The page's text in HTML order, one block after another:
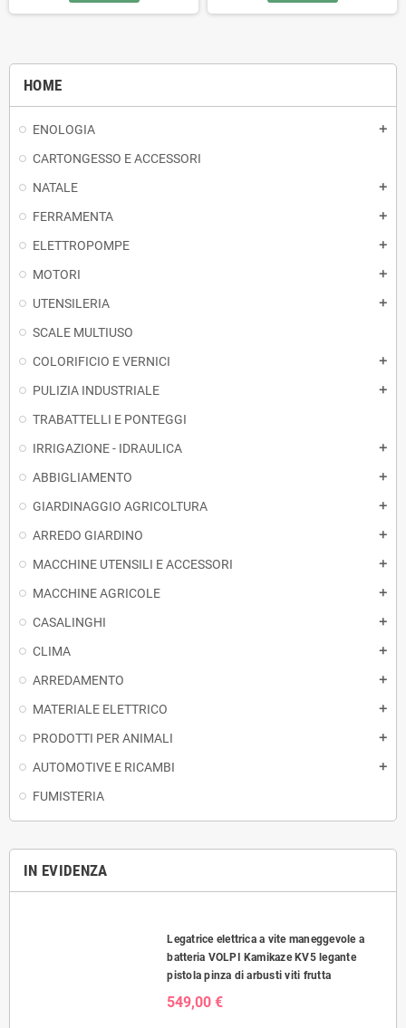
HOME
ENOLOGIA add
CARTONGESSO E ACCESSORI
NATALE
add
FERRAMENTA add
ELETTROPOMPE add
MOTORI add
UTENSILERIA add
SCALE MULTIUSO
COLORIFICIO E VERNICI
add
PULIZIA INDUSTRIALE add
TRABATTELLI E PONTEGGI
IRRIGAZIONE - IDRAULICA
add
ABBIGLIAMENTO add
GIARDINAGGIO AGRICOLTURA add
ARREDO GIARDINO add
MACCHINE UTENSILI E ACCESSORI add
MACCHINE AGRICOLE add
CASALINGHI add
CLIMA add
ARREDAMENTO add
MATERIALE ELETTRICO add
PRODOTTI PER ANIMALI add
AUTOMOTIVE E RICAMBI add
FUMISTERIA
IN EVIDENZA
Legatrice elettrica a vite maneggevole a
batteria VOLPI Kamikaze KV5 legante
pistola pinza di arbusti viti frutta
549,00 €